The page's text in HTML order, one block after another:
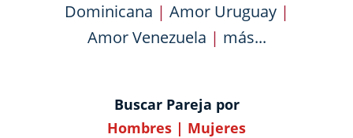
Dominicana | Amor Uruguay|
Amor Venezuela | más...
Buscar Pareja por
Hombres | Mujeres